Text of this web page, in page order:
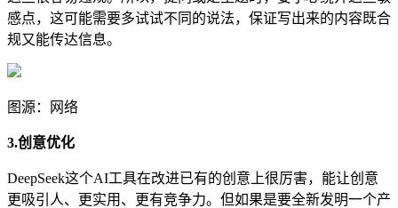
感点，这可能需要多试试不同的说法，保证写出来的内容既合
规又能传达信息。
图源：网络
3.创意优化
DeepSeek这个AI工具在改进已有的创意上很厉害，能让创意
更吸引人、更实用、更有竞争力。但如果是要全新发明一个产